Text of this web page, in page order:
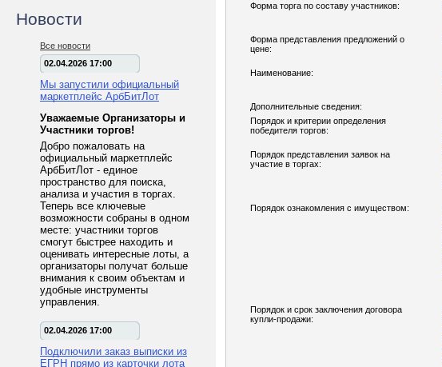
Новости
Все новости
02.04.2026 17:00
Мы запустили официальный
маркетплейс АрбБитЛот
Уважаемые Организаторы и
Участники торгов!
Добро пожаловать на
официальный маркетплейс
АрбБитЛот - единое
пространство для поиска,
анализа и участия в торгах.
Теперь все ключевые
возможности собраны в одном
месте: участники торгов
смогут быстрее находить и
оценивать интересные лоты, а
организаторы получат больше
внимания к своим объектам и
удобные инструменты
управления.
02.04.2026 17:00
Подключили заказ выписки из
ЕГРН прямо из карточки лота
Форма торга по составу участников:
Форма представления предложений о
цене:
Наименование:
Дополнительные сведения:
Порядок и критерии определения
победителя торгов:
Порядок представления заявок на
участие в торгах:
Порядок ознакомления с имуществом:
Порядок и срок заключения договора
купли-продажи: